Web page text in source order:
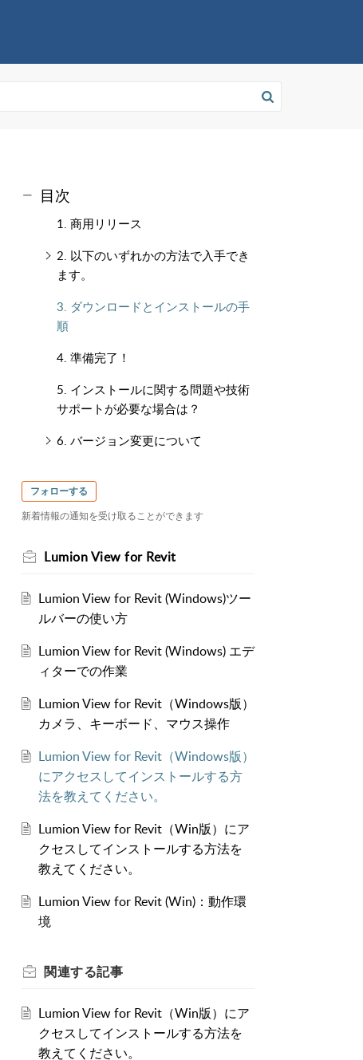
目次
1. 商用リリース
2. 以下のいずれかの方法で入手でき
ます。
3. ダウンロードとインストールの手
順
4. 準備完了！
5. インストールに関する問題や技術
サポートが必要な場合は？
6. バージョン変更について
フォローする
新着情報の通知を受け取ることができます
Lumion View for Revit
Lumion View for Revit (Windows)ツー
ルバーの使い方
Lumion View for Revit (Windows) エデ
ィターでの作業
Lumion View for Revit（Windows版）
カメラ、キーボード、マウス操作
Lumion View for Revit（Windows版）
にアクセスしてインストールする方
法を教えてください。
Lumion View for Revit（Win版）にア
クセスしてインストールする方法を
教えてください。
Lumion View for Revit (Win)：動作環
境
関連する記事
Lumion View for Revit（Win版）にア
クセスしてインストールする方法を
教えてください。